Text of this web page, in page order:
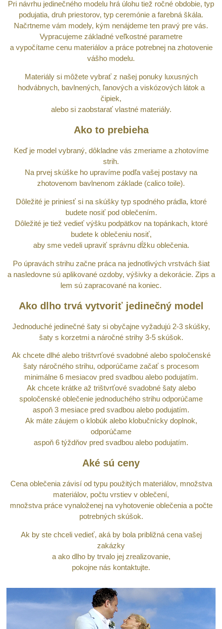
Pri návrhu jedinečného modelu hrá úlohu tiež ročné obdobie, typ
podujatia, druh priestorov, typ ceremónie a farebná škála.
Načrtneme vám modely, kým nenájdeme ten pravý pre vás.
Vypracujeme základné veľkostné parametre
a vypočítame cenu materiálov a práce potrebnej na zhotovenie
vášho modelu.
Materiály si môžete vybrať z našej ponuky luxusných
hodvábnych, bavlnených, ľanových a viskózových látok a
čipiek,
alebo si zaobstarať vlastné materiály.
Ako to prebieha
Keď je model vybraný, dôkladne vás zmeriame a zhotovíme
strih.
Na prvej skúške ho upravíme podľa vašej postavy na
zhotovenom bavlnenom základe (calico toile).
Dôležité je priniesť si na skúšky typ spodného prádla, ktoré
budete nosiť pod oblečením.
Dôležité je tiež vedieť výšku podpätkov na topánkach, ktoré
budete k oblečeniu nosiť,
aby sme vedeli upraviť správnu dĺžku oblečenia.
Po úpravách strihu začne práca na jednotlivých vrstvách šiat
a nasledovne sú aplikované ozdoby, výšivky a dekorácie. Zips a
lem sú zapracované na koniec.
Ako dlho trvá vytvoriť jedinečný model
Jednoduché jedinečné šaty si obyčajne vyžadujú 2-3 skúšky,
šaty s korzetmi a náročné strihy 3-5 skúšok.
Ak chcete dlhé alebo trištvrťové svadobné alebo spoločenské
šaty náročného strihu, odporúčame začať s procesom
minimálne 6 mesiacov pred svadbou alebo podujatím.
Ak chcete krátke až trištvrťové svadobné šaty alebo
spoločenské oblečenie jednoduchého strihu odporúčame
aspoň 3 mesiace pred svadbou alebo podujatím.
Ak máte záujem o klobúk alebo klobučnícky doplnok,
odporúčame
aspoň 6 týždňov pred svadbou alebo podujatím.
Aké sú ceny
Cena oblečenia závisí od typu použitých materiálov, množstva
materiálov, počtu vrstiev v oblečení,
množstva práce vynaloženej na vyhotovenie oblečenia a počte
potrebných skúšok.
Ak by ste chceli vedieť, aká by bola približná cena vašej
zakázky
a ako dlho by trvalo jej zrealizovanie,
pokojne nás kontaktujte.